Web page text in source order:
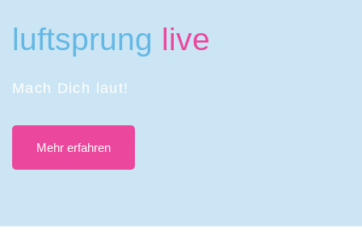
luftsprung live
Mach Dich laut!
Mehr erfahren